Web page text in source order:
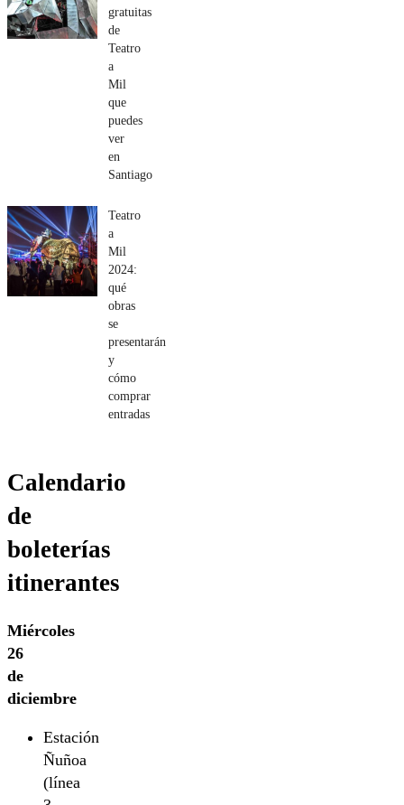
gratuitas
de
Teatro
a
Mil
que
puedes
ver
en
Santiago
Teatro
a
Mil
2024:
qué
obras
se
presentarán
y
cómo
comprar
entradas
Calendario
de
boleterías
itinerantes
Miércoles
26
de
diciembre
Estación
Ñuñoa
(línea